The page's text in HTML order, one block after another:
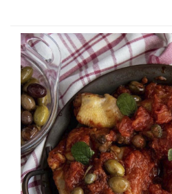
oliva.
Per lucidare: 1 tuorlo
Fate sciogliere il lievito nell`
Raccogliete nella ciotola della
versate il lievito sciolto e
anche il sale e l` olio. Impastate
ottenere un composto ben
lasciatela lievitare in una